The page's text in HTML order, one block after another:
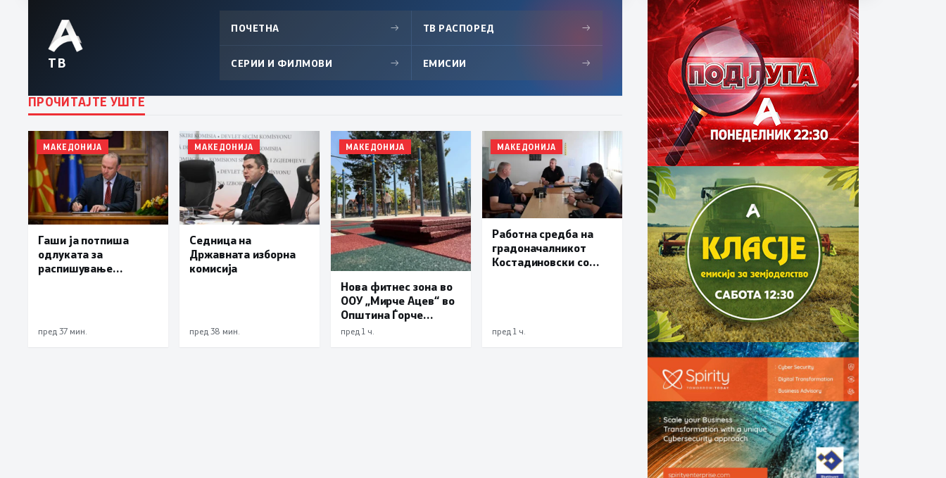
ТВ
ПОЧЕТНА → ТВ РАСПОРЕД →
СЕРИИ И ФИЛМОВИ → ЕМИСИИ →
ПРОЧИТАЈТЕ УШТЕ
МАКЕДОНИЈА
Гаши ја потпиша
одлуката за
распишување
октомври
пред 37 мин.
МАКЕДОНИЈА
Седница на
Државната изборна
комисија
пред 38 мин.
МАКЕДОНИЈА
Нова фитнес зона во
ООУ „Мирче Ацев“ во
Општина Ѓорче
Петров
пред 1 ч.
МАКЕДОНИЈА
Работна средба на
градоначалникот
Костадиновски со
пред 1 ч.